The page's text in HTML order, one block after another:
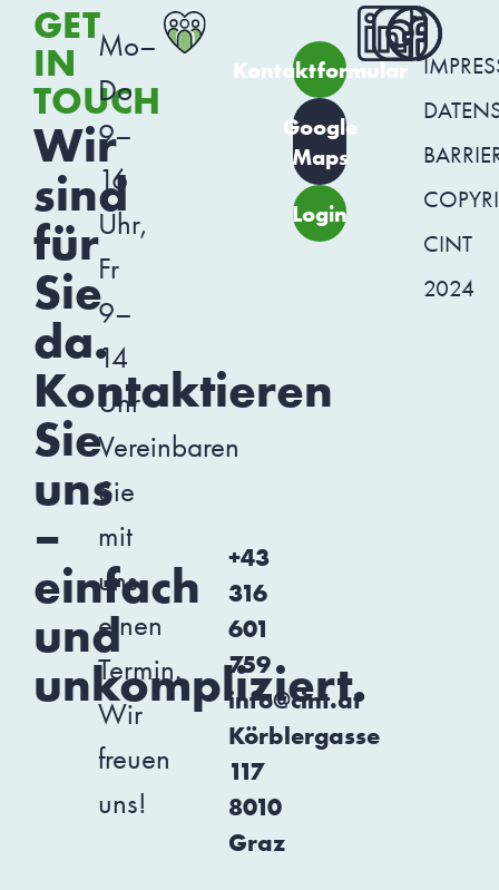
GET
IN
TOUCH
Wir
sind
für
Sie
da.
Kontaktieren
Sie
uns
–
einfach
und
unkompliziert.
Mo–
Do
9–
16
Uhr,
Fr
9–
14
Uhr
Vereinbaren
Sie
mit
uns
einen
Termin.
Wir
freuen
uns!
Körblergasse
117
8010
Graz
+43
316
601
759
info@cint.at
Kontaktformular
Google
Maps
Login
CINT
2024